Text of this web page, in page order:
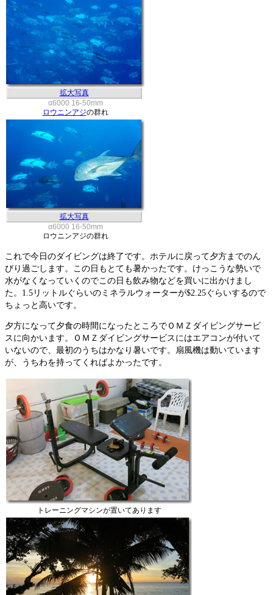
拡大写真
α6000 16-50mm
ロウニンアジの群れ
拡大写真
α6000 16-50mm
ロウニンアジの群れ
これで今日のダイビングは終了です。ホテルに戻って夕方までのん
びり過ごします。この日もとても暑かったです。けっこうな勢いで
水がなくなっていくのでこの日も飲み物などを買いに出かけまし
た。1.5リットルぐらいのミネラルウォーターが$2.25ぐらいするので
ちょっと高いです。
夕方になって夕食の時間になったところでＯＭＺダイビングサービ
スに向かいます。ＯＭＺダイビングサービスにはエアコンが付いて
いないので、最初のうちはかなり暑いです。扇風機は動いています
が、うちわを持ってくればよかったです。
トレーニングマシンが置いてあります